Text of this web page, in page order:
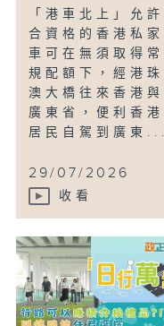
「港車北上」允許
合資格的香港私家
車可在無須取得常
規配額下，經港珠
澳大橋往來香港與
廣東省，便利香港
居民自駕到廣東...
29/07/2026
收看